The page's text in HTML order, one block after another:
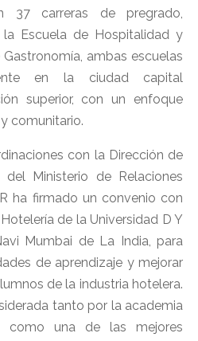
37 carreras de pregrado,
Escuela de Hospitalidad y
ambas escuelas
en la ciudad capital
superior, con un enfoque
comunitario.
con la Dirección de
Ministerio de Relaciones
ha firmado un convenio con
de la Universidad D Y
Mumbai de La India, para
de aprendizaje y mejorar
de la industria hotelera.
tanto por la academia
como una de las mejores